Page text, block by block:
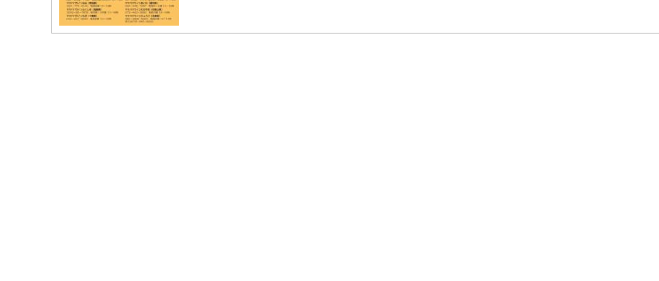
マイメディア検索